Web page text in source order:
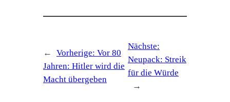
← Vorherige: Vor 80
Jahren: Hitler wird die
Macht übergeben
Nächste:
Neupack: Streik
für die Würde
→